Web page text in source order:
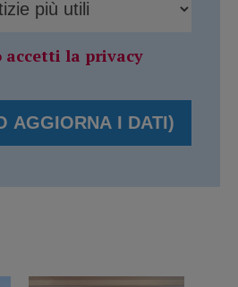
accetti la privacy